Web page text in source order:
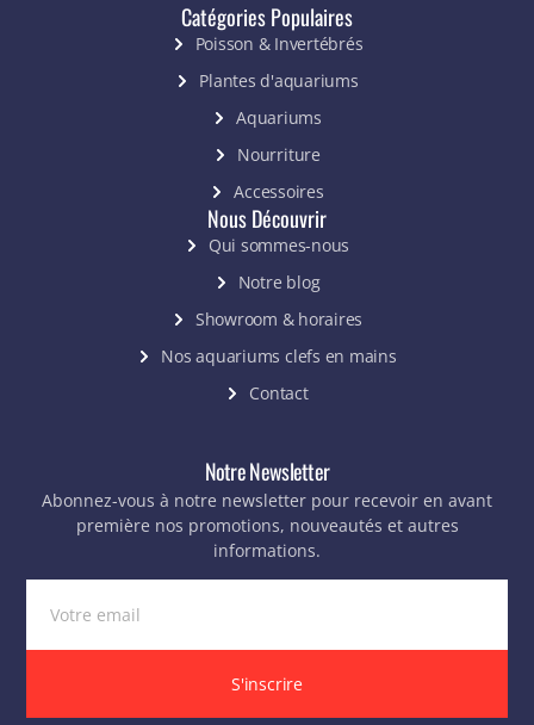
Catégories Populaires
Poisson & Invertébrés
Plantes d'aquariums
Aquariums
Nourriture
Accessoires
Nous Découvrir
Qui sommes-nous
Notre blog
Showroom & horaires
Nos aquariums clefs en mains
Contact
Notre Newsletter
Abonnez-vous à notre newsletter pour recevoir en avant
première nos promotions, nouveautés et autres
informations.
S'inscrire